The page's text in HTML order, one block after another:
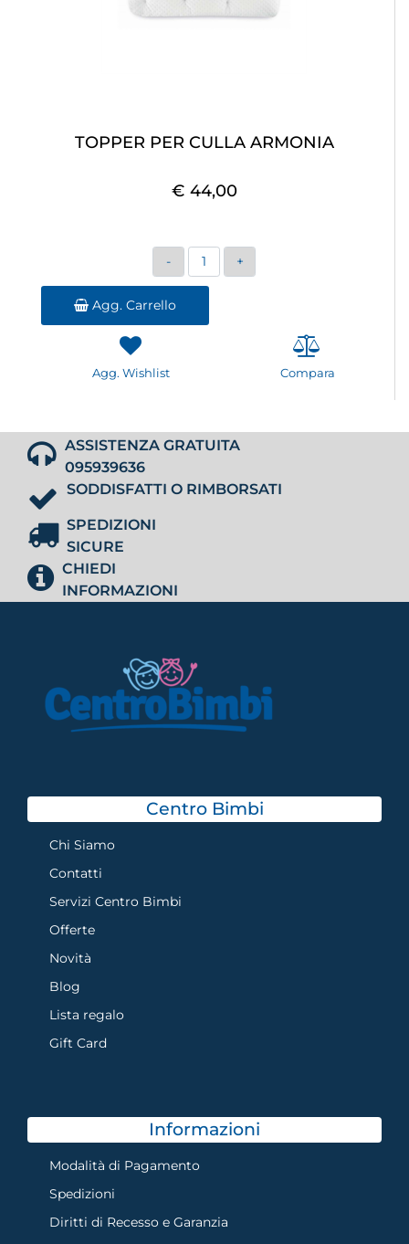
TOPPER PER CULLA ARMONIA
€ 44,00
Quantità
Agg. Carrello
Agg. Wishlist Compara
ASSISTENZA GRATUITA
095939636
SODDISFATTI O RIMBORSATI
SPEDIZIONI
SICURE
CHIEDI
INFORMAZIONI
Centro Bimbi
Chi Siamo
Contatti
Servizi Centro Bimbi
Offerte
Novità
Blog
Lista regalo
Gift Card
Informazioni
Modalità di Pagamento
Spedizioni
Diritti di Recesso e Garanzia